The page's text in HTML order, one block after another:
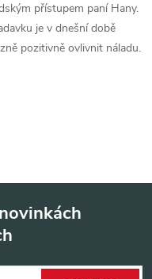
přístupem paní Hany.
je v dnešní době
pozitivně ovlivnit náladu.